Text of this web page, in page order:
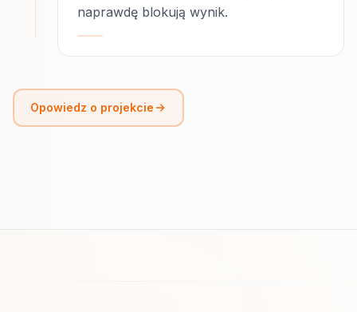
naprawdę blokują wynik.
Opowiedz o projekcie